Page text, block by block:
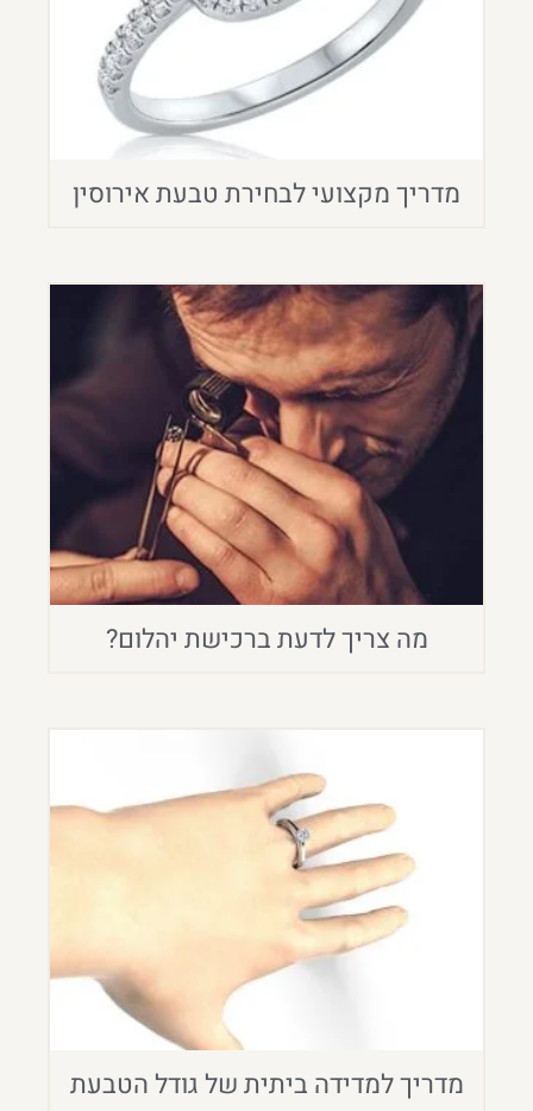
מדריך מקצועי לבחירת טבעת אירוסין
מה צריך לדעת ברכישת יהלום?
מדריך למדידה ביתית של גודל הטבעת